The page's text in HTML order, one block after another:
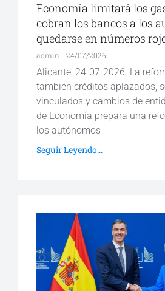
Economía limitará los
cobran los bancos a los
quedarse en números
admin 24/07/2026
Alicante, 24-07-2026. La
también créditos aplazados,
vinculados y cambios de
de Economía prepara una
los autónomos
Seguir Leyendo...